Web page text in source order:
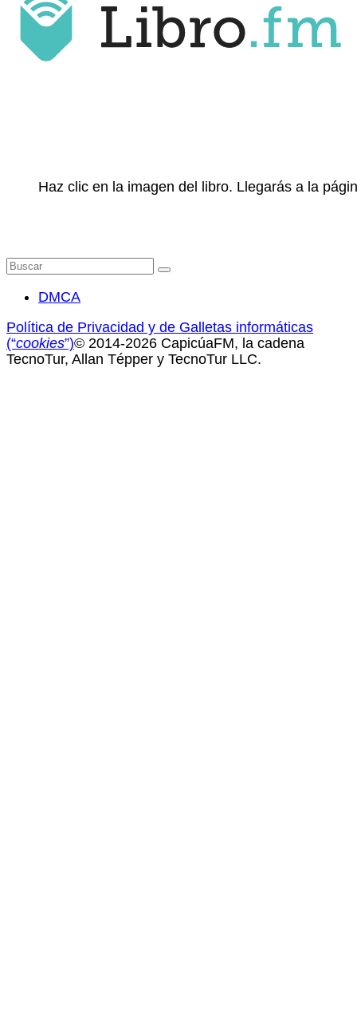
Haz clic en la imagen del libro. Llegarás a la
Buscar
DMCA
Política de Privacidad y de Galletas informáticas
(“cookies”)© 2014-2026 CapicúaFM, la cadena
TecnoTur, Allan Tépper y TecnoTur LLC.